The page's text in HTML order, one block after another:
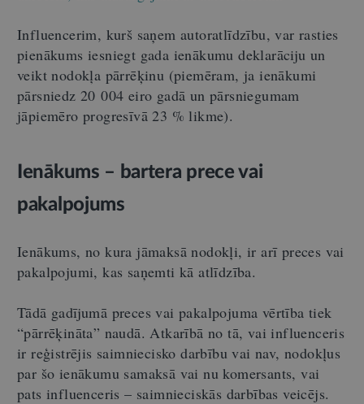
Influencerim, kurš saņem autoratlīdzību, var rasties
pienākums iesniegt gada ienākumu deklarāciju un
veikt nodokļa pārrēķinu (piemēram, ja ienākumi
pārsniedz 20 004 eiro gadā un pārsniegumam
jāpiemēro progresīvā 23 % likme).
Ienākums – bartera prece vai
pakalpojums
Ienākums, no kura jāmaksā nodokļi, ir arī preces vai
pakalpojumi, kas saņemti kā atlīdzība.
Tādā gadījumā preces vai pakalpojuma vērtība tiek
“pārrēķināta” naudā. Atkarībā no tā, vai influenceris
ir reģistrējis saimniecisko darbību vai nav, nodokļus
par šo ienākumu samaksā vai nu komersants, vai
pats influenceris – saimnieciskās darbības veicējs.